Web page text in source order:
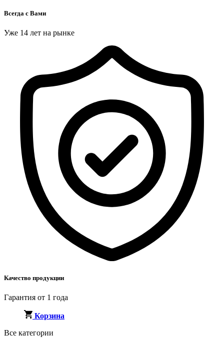
Всегда с Вами
Уже 14 лет на рынке
Качество продукции
Гарантия от 1 года
Корзина
Все категории